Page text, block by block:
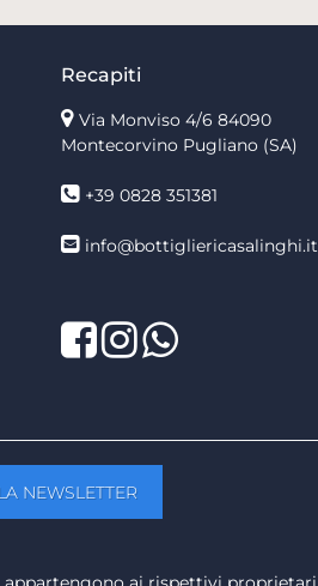
Recapiti
Via Monviso 4/6 84090
Montecorvino Pugliano (SA)
+39 0828 351381
info@bottigliericasalinghi.it
Facebook
TwitterLinkedIn